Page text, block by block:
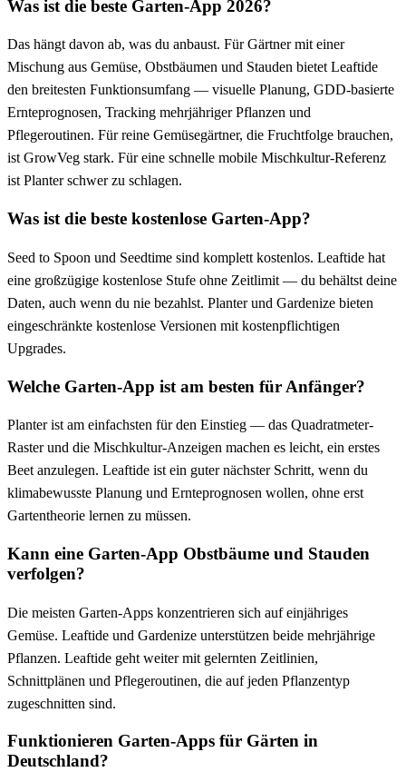
Was ist die beste Garten-App 2026?
Das hängt davon ab, was du anbaust. Für Gärtner mit einer
Mischung aus Gemüse, Obstbäumen und Stauden bietet Leaftide
den breitesten Funktionsumfang — visuelle Planung, GDD-basierte
Ernteprognosen, Tracking mehrjähriger Pflanzen und
Pflegeroutinen. Für reine Gemüsegärtner, die Fruchtfolge brauchen,
ist GrowVeg stark. Für eine schnelle mobile Mischkultur-Referenz
ist Planter schwer zu schlagen.
Was ist die beste kostenlose Garten-App?
Seed to Spoon und Seedtime sind komplett kostenlos. Leaftide hat
eine großzügige kostenlose Stufe ohne Zeitlimit — du behältst deine
Daten, auch wenn du nie bezahlst. Planter und Gardenize bieten
eingeschränkte kostenlose Versionen mit kostenpflichtigen
Upgrades.
Welche Garten-App ist am besten für Anfänger?
Planter ist am einfachsten für den Einstieg — das Quadratmeter-
Raster und die Mischkultur-Anzeigen machen es leicht, ein erstes
Beet anzulegen. Leaftide ist ein guter nächster Schritt, wenn du
klimabewusste Planung und Ernteprognosen wollen, ohne erst
Gartentheorie lernen zu müssen.
Kann eine Garten-App Obstbäume und Stauden
verfolgen?
Die meisten Garten-Apps konzentrieren sich auf einjähriges
Gemüse. Leaftide und Gardenize unterstützen beide mehrjährige
Pflanzen. Leaftide geht weiter mit gelernten Zeitlinien,
Schnittplänen und Pflegeroutinen, die auf jeden Pflanzentyp
zugeschnitten sind.
Funktionieren Garten-Apps für Gärten in
Deutschland?